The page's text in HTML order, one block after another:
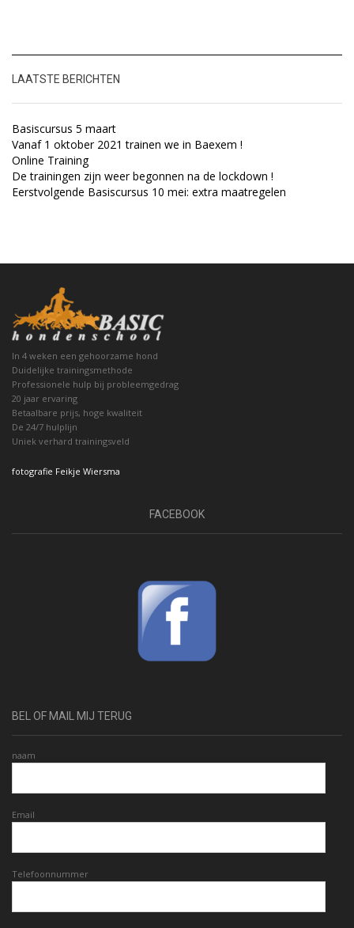
LAATSTE BERICHTEN
Basiscursus 5 maart
Vanaf 1 oktober 2021 trainen we in Baexem !
Online Training
De trainingen zijn weer begonnen na de lockdown !
Eerstvolgende Basiscursus 10 mei: extra maatregelen
In 4 weken een gehoorzame hond
Duidelijke trainingsmethode
Professionele hulp bij probleemgedrag
20 jaar ervaring
Betaalbare prijs, hoge kwaliteit
De 24/7 hulplijn
Uniek verhard trainingsveld
fotografie Feikje Wiersma
FACEBOOK
BEL OF MAIL MIJ TERUG
naam
Email
Telefoonnummer